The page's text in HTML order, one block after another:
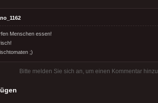
Menschen essen!
;)
Bitte melden Sie sich an, um einen Kommentar